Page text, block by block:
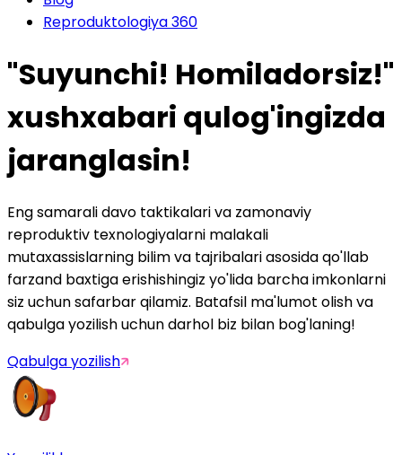
Reproduktologiya 360
"Suyunchi! Homiladorsiz!"
xushxabari qulog'ingizda
jaranglasin!
Eng samarali davo taktikalari va zamonaviy
reproduktiv texnologiyalarni malakali
mutaxassislarning bilim va tajribalari asosida qo'llab
farzand baxtiga erishishingiz yo'lida barcha imkonlarni
siz uchun safarbar qilamiz. Batafsil ma'lumot olish va
qabulga yozilish uchun darhol biz bilan bog'laning!
Qabulga yozilish